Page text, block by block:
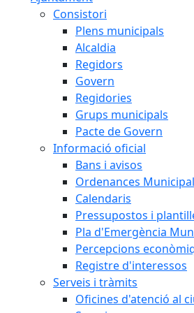
Consistori
Plens municipals
Alcaldia
Regidors
Govern
Regidories
Grups municipals
Pacte de Govern
Informació oficial
Bans i avisos
Ordenances
Calendaris
Pressupostos i
Pla d'Emergència
Percepcions
Registre d'interessos
Serveis i tràmits
Oficines d'atenció al